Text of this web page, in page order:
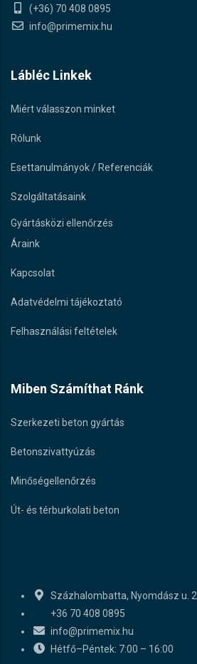
(+36) 70 408 0895
info@primemix.hu
Lábléc Linkek
Miért válasszon minket
Rólunk
Esettanulmányok / Referenciák
Szolgáltatásaink
Gyártásközi ellenőrzés
Áraink
Kapcsolat
Adatvédelmi tájékoztató
Felhasználási feltételek
Miben Számíthat Ránk
Szerkezeti beton gyártás
Betonszivattyúzás
Minőségellenőrzés
Út- és térburkolati beton
Százhalombatta, Nyomdász u. 2.
+36 70 408 0895
info@primemix.hu
Hétfő–Péntek: 7:00 – 16:00